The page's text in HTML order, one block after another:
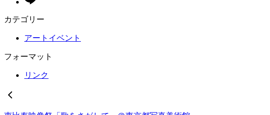
カテゴリー
アートイベント
フォーマット
リンク